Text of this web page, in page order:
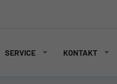
SERVICE KONTAKT